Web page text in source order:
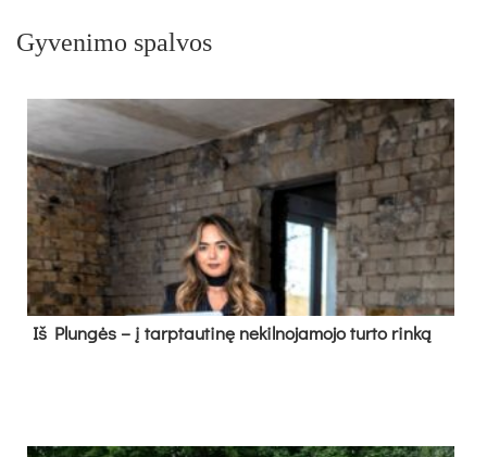
Gyvenimo spalvos
Iš Plungės – į tarptautinę nekilnojamojo turto rinką